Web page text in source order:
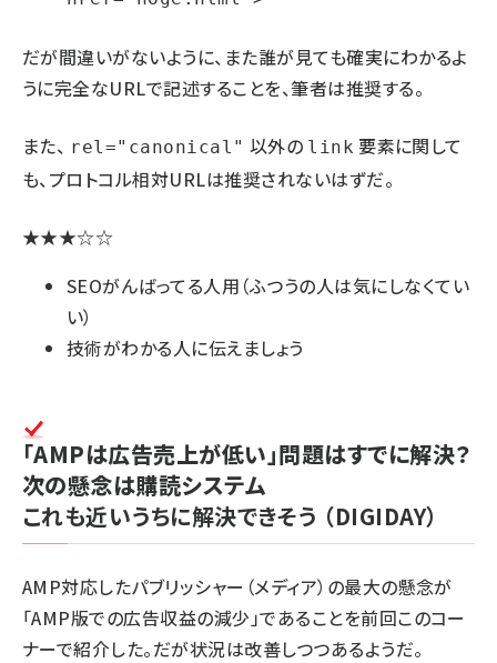
だが間違いがないように、また誰が見ても確実にわかるよ
うに完全なURLで記述することを、筆者は推奨する。
また、 rel="canonical" 以外の link 要素に関して
も、プロトコル相対URLは推奨されないはずだ。
★★★☆☆
SEOがんばってる人用（ふつうの人は気にしなくてい
い）
技術がわかる人に伝えましょう
「AMPは広告売上が低い」問題はすでに解決？
次の懸念は購読システム
これも近いうちに解決できそう （DIGIDAY）
AMP対応したパブリッシャー（メディア）の最大の懸念が
「AMP版での広告収益の減少」であることを前回このコー
ナーで紹介した。だが状況は改善しつつあるようだ。